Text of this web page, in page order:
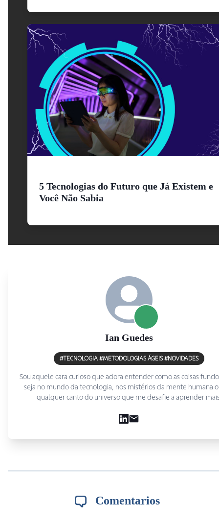
5 Tecnologias do Futuro que Já Existem e
Você Não Sabia
Ian Guedes
#TECNOLOGIA #METODOLOGIAS ÁGEIS #NOVIDADES
Sou aquele cara curioso que adora entender como as coisas
seja no mundo da tecnologia, nos mistérios da mente humana
qualquer canto do universo que me desafie a aprender
Comentarios